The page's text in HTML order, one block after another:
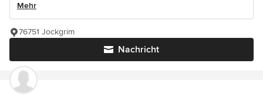
Mehr
Nachricht
76751 Jockgrim